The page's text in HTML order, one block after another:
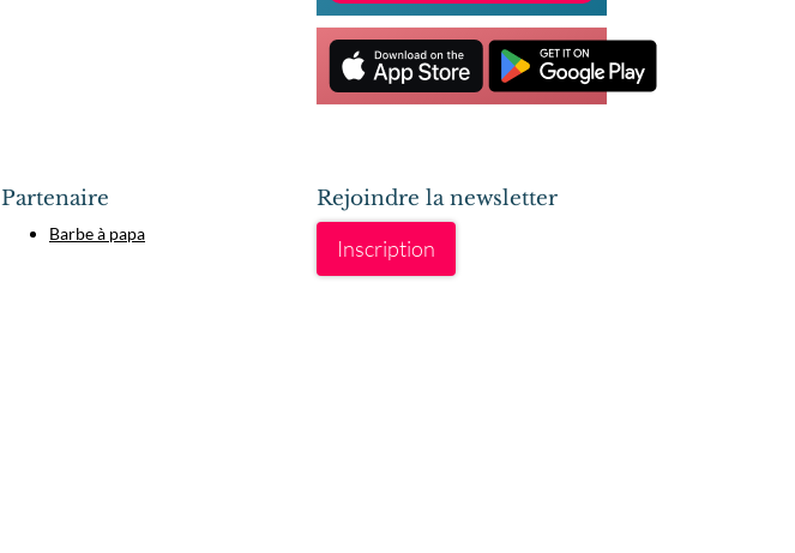
Partenaire
Barbe à papa
Rejoindre la newsletter
Inscription